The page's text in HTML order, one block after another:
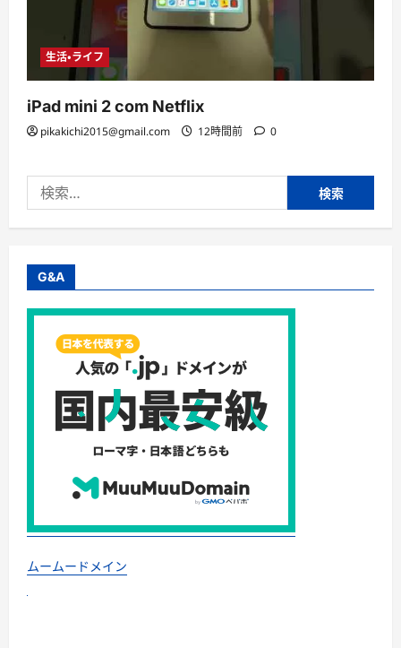
生活・ライフ
iPad mini 2 com Netflix
pikakichi2015@gmail.com 12時間前 0
索:
G&A
ムームードメイン